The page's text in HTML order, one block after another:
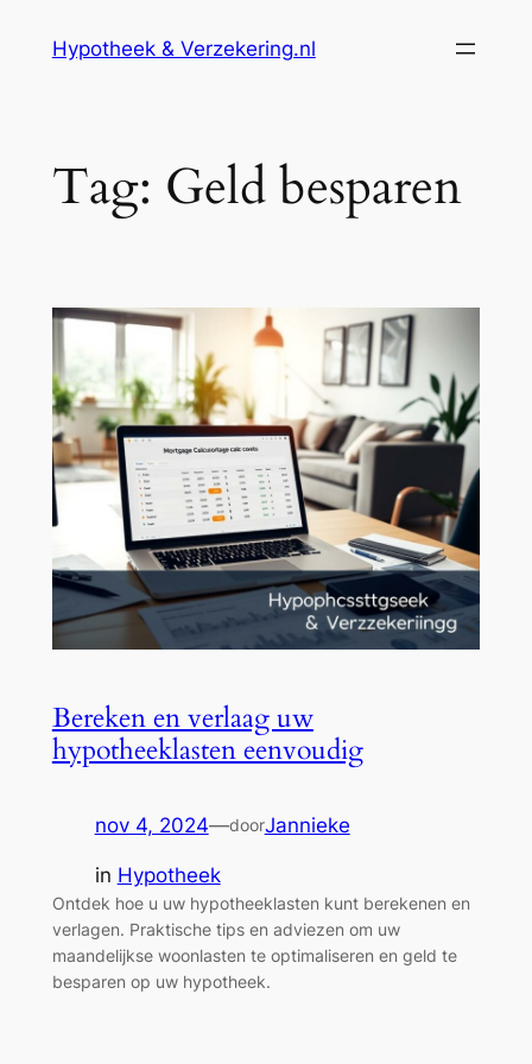
Hypotheek & Verzekering.nl
Tag: Geld besparen
Bereken en verlaag uw
hypotheeklasten eenvoudig
nov 4, 2024—doorJannieke
in Hypotheek
Ontdek hoe u uw hypotheeklasten kunt berekenen en
verlagen. Praktische tips en adviezen om uw
maandelijkse woonlasten te optimaliseren en geld te
besparen op uw hypotheek.